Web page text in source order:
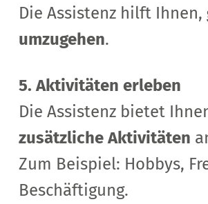
Die Assistenz hilft Ihnen,
umzugehen.
5. Aktivitäten erleben
Die Assistenz bietet
zusätzliche Aktivitäten
Zum Beispiel: Hobbys,
Beschäftigung.